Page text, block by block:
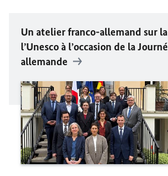
Un atelier franco-allemand sur
l’Unesco à l’occasion de la
allemande